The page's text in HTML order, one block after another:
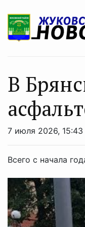
В
7 июля 2026, 15:43 |
Всего с начала